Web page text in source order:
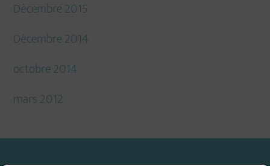
Décembre 2015
Décembre 2014
octobre 2014
mars 2012
Footer